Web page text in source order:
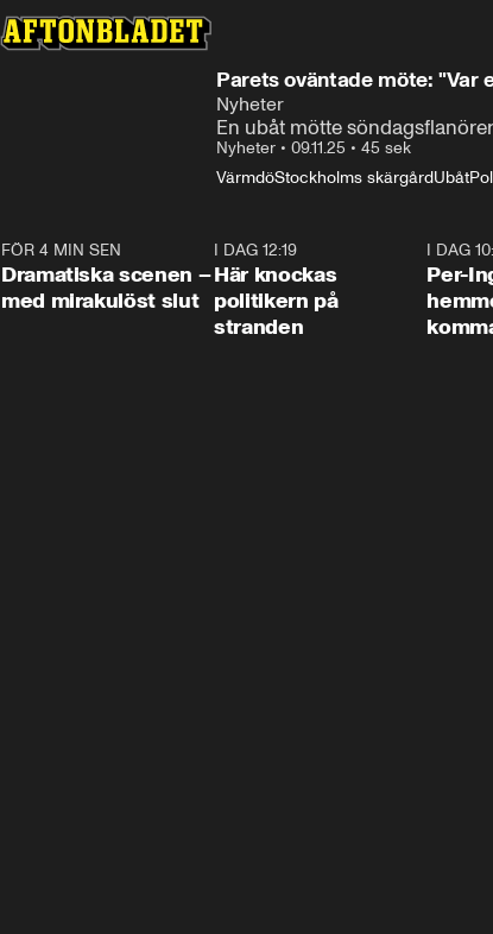
Parets oväntade möte: "Var
Nyheter
En ubåt mötte
Nyheter • 09.11.25 • 45 sek
VärmdöStockholms skärgårdUbåt
FÖR 4 MIN SEN
Dramatiska scenen –
med mirakulöst slut
I DAG 12:19
Här knockas
politikern på
stranden
I DAG
Per-